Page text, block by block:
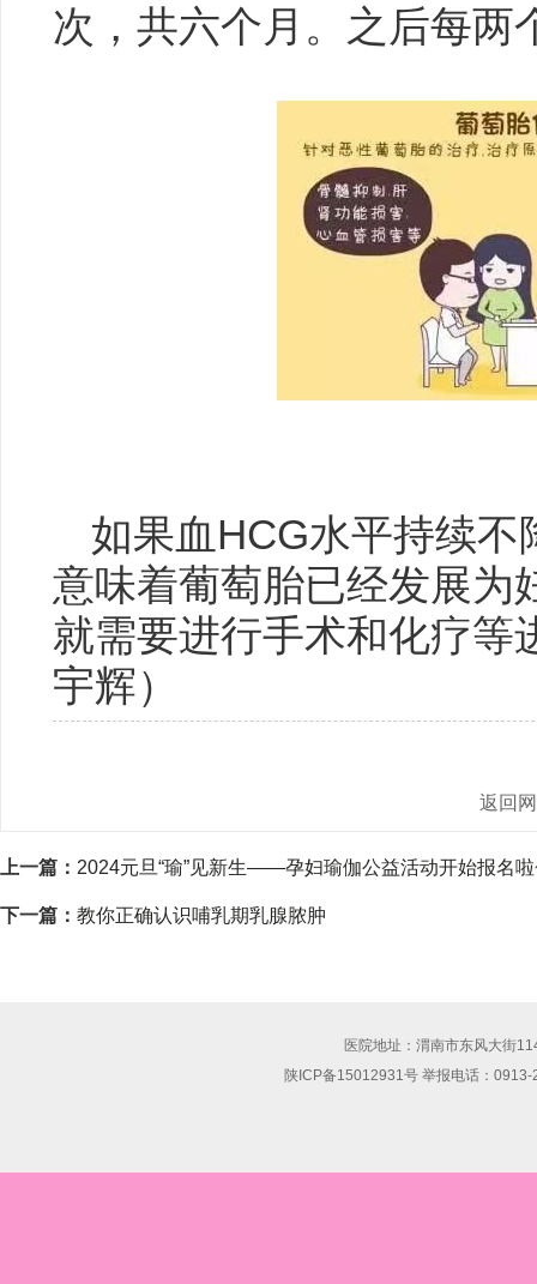
次，共六个月。之后每两
如果血HCG水平持续
意味着葡萄胎已经发展为
就需要进行手术和化疗等
宇辉）
返回
上一篇： 2024元旦“瑜”见新生——孕妇瑜伽公益活动开始报名
下一篇： 教你正确认识哺乳期乳腺脓肿
医院地址：渭南市东风大街
陕ICP备15012931号 举报电话：